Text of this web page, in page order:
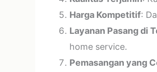
Harga Kompetitif:
Layanan Pasang di
home service.
Pemasangan yang